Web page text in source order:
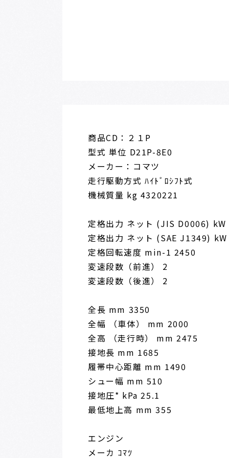
商品CD：２１P
型式 単位 D21P-8E0
メーカー：コマツ
走行駆動方式 ﾊｲﾄﾞﾛｼﾌﾄ式
機械質量 kg 4320221
定格出力 ネット (JIS D0006)
定格出力 ネット (SAE J1349)
定格回転速度 min-1 2450
変速段数（前進） 2
変速段数（後進） 2
全長 mm 3350
全幅 （車体） mm 2000
全高 （走行時） mm 2475
接地長 mm 1685
履帯中心距離 mm 1490
シュー幅 mm 510
接地圧* kPa 25.1
最低地上高 mm 355
エンジン
メーカ ｺﾏﾂ